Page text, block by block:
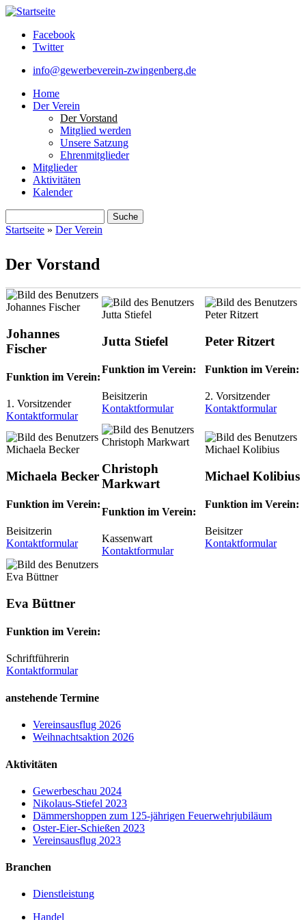
Direkt zum Inhalt
Facebook
Twitter
info@gewerbeverein-zwingenberg.de
Home
Der Verein
Der Vorstand
Mitglied werden
Unsere Satzung
Ehrenmitglieder
Mitglieder
Aktivitäten
Kalender
Suchformular
Startseite » Der Verein
Der Vorstand
Johannes
Fischer
Funktion im Verein:
1. Vorsitzender
Kontaktformular
Jutta Stiefel
Funktion im Verein:
Beisitzerin
Kontaktformular
Peter Ritzert
Funktion im Verein:
2. Vorsitzender
Kontaktformular
Michaela Becker
Funktion im Verein:
Beisitzerin
Kontaktformular
Christoph
Markwart
Funktion im Verein:
Kassenwart
Kontaktformular
Michael Kolibius
Funktion im Verein:
Beisitzer
Kontaktformular
Eva Büttner
Funktion im Verein:
Schriftführerin
Kontaktformular
anstehende Termine
Vereinsausflug 2026
Weihnachtsaktion 2026
Aktivitäten
Gewerbeschau 2024
Nikolaus-Stiefel 2023
Dämmershoppen zum 125-jährigen Feuerwehrjubiläum
Oster-Eier-Schießen 2023
Vereinsausflug 2023
Branchen
Dienstleistung
Handel